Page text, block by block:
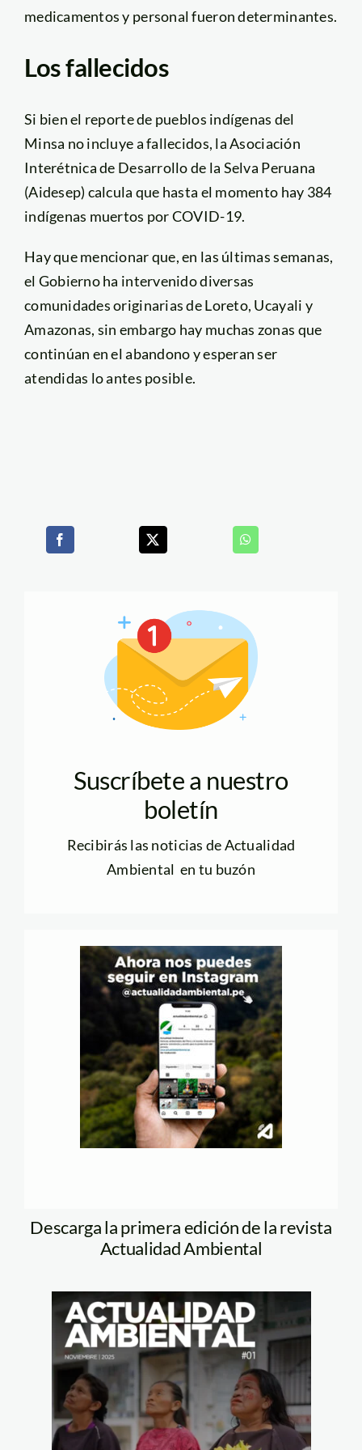
medicamentos y personal fueron determinantes.
Los fallecidos
Si bien el reporte de pueblos indígenas del
Minsa no incluye a fallecidos, la Asociación
Interétnica de Desarrollo de la Selva Peruana
(Aidesep) calcula que hasta el momento hay 384
indígenas muertos por COVID-19.
Hay que mencionar que, en las últimas semanas,
el Gobierno ha intervenido diversas
comunidades originarias de Loreto, Ucayali y
Amazonas, sin embargo hay muchas zonas que
continúan en el abandono y esperan ser
atendidas lo antes posible.
Suscríbete a nuestro
boletín
Recibirás las noticias de Actualidad
Ambiental en tu buzón
Descarga la primera edición de la revista
Actualidad Ambiental